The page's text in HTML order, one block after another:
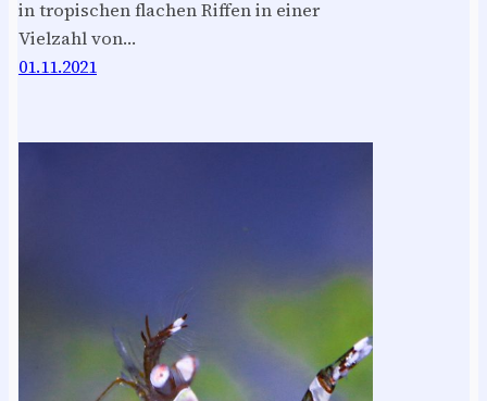
in tropischen flachen Riffen in einer
Vielzahl von…
01.11.2021